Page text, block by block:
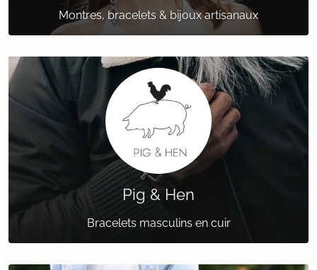
Montres, bracelets & bijoux artisanaux
Pig & Hen
Bracelets masculins en cuir